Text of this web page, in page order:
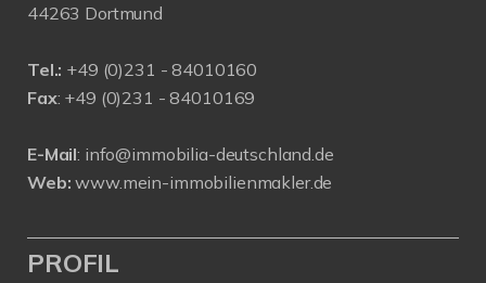
44263 Dortmund
Tel.: +49 (0)231 - 84010160
Fax: +49 (0)231 - 84010169
E-Mail: info@immobilia-deutschland.de
Web: www.mein-immobilienmakler.de
PROFIL